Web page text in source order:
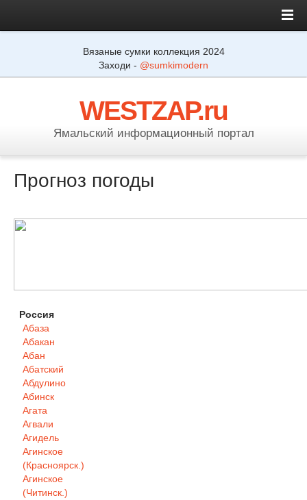
Вязаные сумки коллекция 2024
Заходи - @sumkimodern
WESTZAP.ru
Ямальский информационный портал
Прогноз погоды
Россия
Абаза
Абакан
Абан
Абатский
Абдулино
Абинск
Агата
Агвали
Агидель
Агинское
(Красноярск.)
Агинское
(Читинск.)